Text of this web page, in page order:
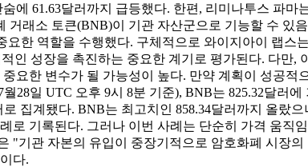
에 61.63달러까지 급등했다. 한편, 리미나투스 파
거래소 토큰(BNB)이 기관 자산군으로 기능할 수
한 역할을 수행했다. 구체적으로 와이지아이 랩
인 성장을 촉진하는 중요한 계기로 평가된다. 다만
요한 변수가 될 가능성이 높다. 만약 계획이 성공
28일 UTC 오후 9시 8분 기준), BNB는 825.32달러
집계됐다. BNB는 최고치인 858.34달러까지 올
로 기록된다. 그러나 이번 사례는 단순히 가격 움직
"기관 자본의 유입이 중장기적으로 암호화폐 시장
다.